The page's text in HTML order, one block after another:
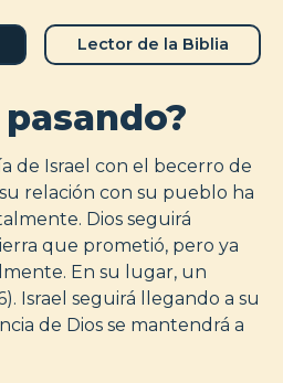
Lector de la Biblia
de Israel con el becerro de
relación con su pueblo ha
Dios seguirá
que prometió, pero ya
En su lugar, un
Israel seguirá llegando a su
de Dios se mantendrá a